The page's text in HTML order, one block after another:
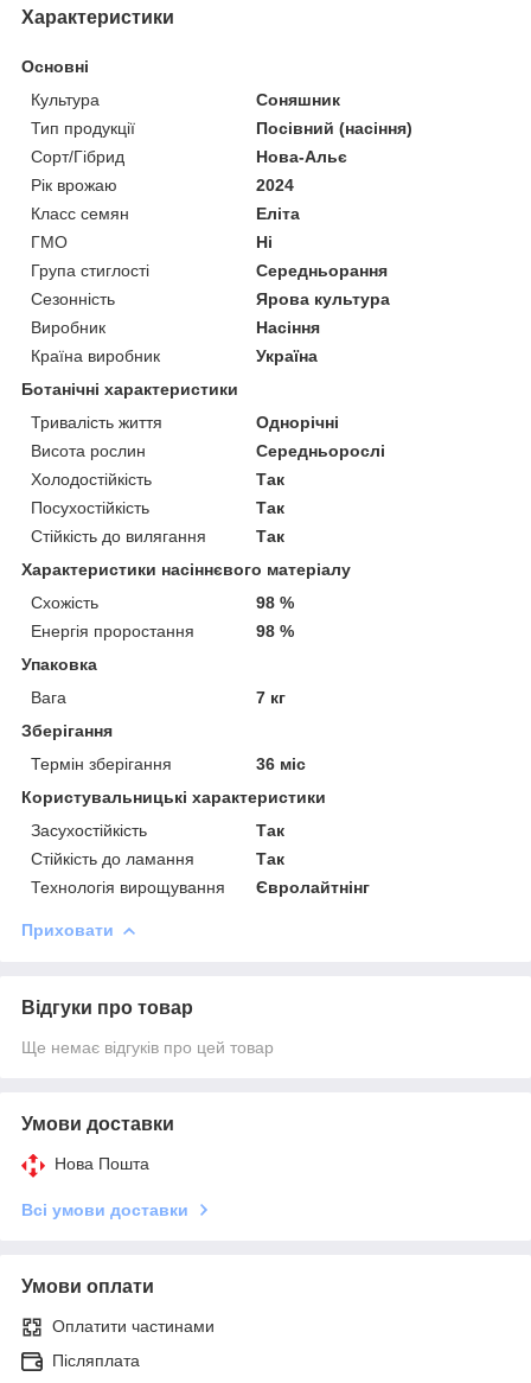
Характеристики
Основні
Культура
Соняшник
Тип продукції
Посівний (насіння)
Сорт/Гібрид
Нова-Альє
Рік врожаю
2024
Класс семян
Еліта
ГМО
Ні
Група стиглості
Середньорання
Сезонність
Ярова культура
Виробник
Насіння
Країна виробник
Україна
Ботанічні характеристики
Тривалість життя
Однорічні
Висота рослин
Середньорослі
Холодостійкість
Так
Посухостійкість
Так
Стійкість до вилягання
Так
Характеристики насіннєвого матеріалу
Схожість
98 %
Енергія проростання
98 %
Упаковка
Вага
7 кг
Зберігання
Термін зберігання
36 міс
Користувальницькі характеристики
Засухостійкість
Так
Стійкість до ламання
Так
Технологія вирощування
Євролайтнінг
Приховати
Відгуки про товар
Ще немає відгуків про цей товар
Умови доставки
Нова Пошта
Всі умови доставки
Умови оплати
Оплатити частинами
Післяплата